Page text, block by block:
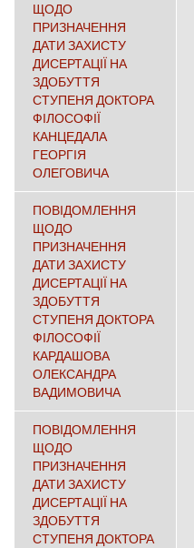
ЩОДО
ПРИЗНАЧЕННЯ
ДАТИ ЗАХИСТУ
ДИСЕРТАЦІЇ НА
ЗДОБУТТЯ
СТУПЕНЯ ДОКТОРА
ФІЛОСОФІЇ
КАНЦЕДАЛА
ГЕОРГІЯ
ОЛЕГОВИЧА
ПОВІДОМЛЕННЯ
ЩОДО
ПРИЗНАЧЕННЯ
ДАТИ ЗАХИСТУ
ДИСЕРТАЦІЇ НА
ЗДОБУТТЯ
СТУПЕНЯ ДОКТОРА
ФІЛОСОФІЇ
КАРДАШОВА
ОЛЕКСАНДРА
ВАДИМОВИЧА
ПОВІДОМЛЕННЯ
ЩОДО
ПРИЗНАЧЕННЯ
ДАТИ ЗАХИСТУ
ДИСЕРТАЦІЇ НА
ЗДОБУТТЯ
СТУПЕНЯ ДОКТОРА